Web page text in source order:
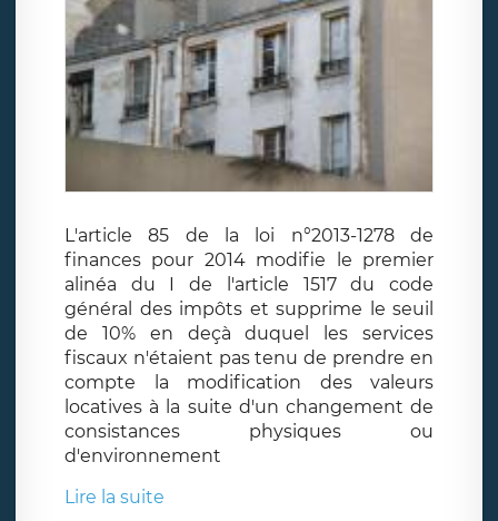
L'article 85 de la loi n°2013-1278 de
finances pour 2014 modifie le premier
alinéa du I de l'article 1517 du code
général des impôts et supprime le seuil
de 10% en deçà duquel les services
fiscaux n'étaient pas tenu de prendre en
compte la modification des valeurs
locatives à la suite d'un changement de
consistances physiques ou
d'environnement
Lire la suite